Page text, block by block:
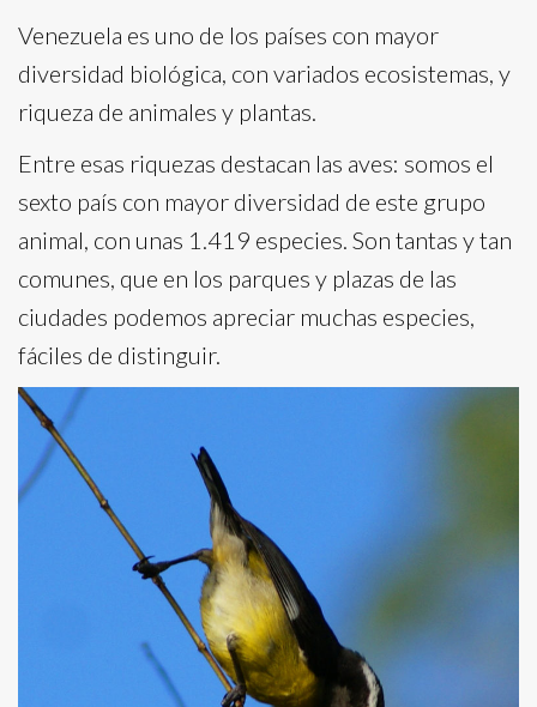
Venezuela es uno de los países con mayor
diversidad biológica, con variados ecosistemas, y
riqueza de animales y plantas.
Entre esas riquezas destacan las aves: somos el
sexto país con mayor diversidad de este grupo
animal, con unas 1.419 especies. Son tantas y tan
comunes, que en los parques y plazas de las
ciudades podemos apreciar muchas especies,
fáciles de distinguir.